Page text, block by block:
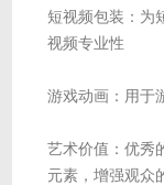
短视频包装：为
视频专业性
游戏动画：用于
艺术价值：优秀
元素，增强观众